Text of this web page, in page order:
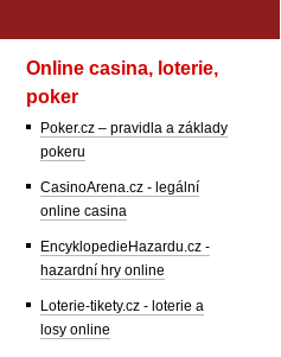
Online casina, loterie,
poker
Poker.cz – pravidla a základy
pokeru
CasinoArena.cz - legální
online casina
EncyklopedieHazardu.cz -
hazardní hry online
Loterie-tikety.cz - loterie a
losy online